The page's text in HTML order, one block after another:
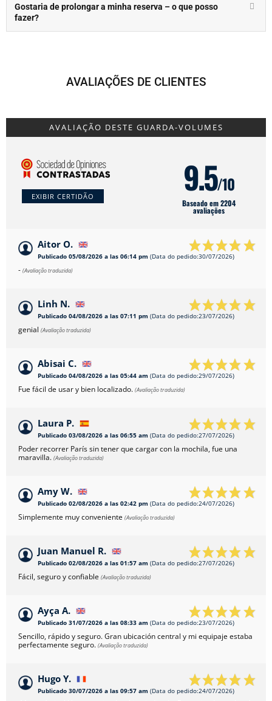
Gostaria de prolongar a minha reserva – o que posso
fazer?
AVALIAÇÕES DE CLIENTES
AVALIAÇÃO DESTE GUARDA-VOLUMES
EXIBIR CERTIDÃO 9.5/10
Baseado em 2204
avaliações
Aitor O.
Publicado 05/08/2026 a las 06:14 pm (Data do pedido:30/07/2026)
- (Avaliação traduzida)
Linh N.
Publicado 04/08/2026 a las 07:11 pm (Data do pedido:23/07/2026)
genial (Avaliação traduzida)
Abisai C.
Publicado 04/08/2026 a las 05:44 am (Data do pedido:29/07/2026)
Fue fácil de usar y bien localizado. (Avaliação traduzida)
Laura P.
Publicado 03/08/2026 a las 06:55 am (Data do pedido:27/07/2026)
Poder recorrer París sin tener que cargar con la mochila, fue una
maravilla. (Avaliação traduzida)
Amy W.
Publicado 02/08/2026 a las 02:42 pm (Data do pedido:24/07/2026)
Simplemente muy conveniente (Avaliação traduzida)
Juan Manuel R.
Publicado 02/08/2026 a las 01:57 am (Data do pedido:27/07/2026)
Fácil, seguro y confiable (Avaliação traduzida)
Ayça A.
Publicado 31/07/2026 a las 08:33 am (Data do pedido:23/07/2026)
Sencillo, rápido y seguro. Gran ubicación central y mi equipaje estaba
perfectamente seguro. (Avaliação traduzida)
Hugo Y.
Publicado 30/07/2026 a las 09:57 am (Data do pedido:24/07/2026)